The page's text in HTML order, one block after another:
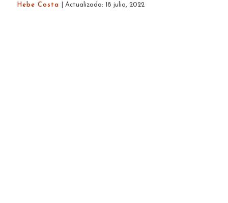
Hebe Costa | Actualizado: 18 julio, 2022